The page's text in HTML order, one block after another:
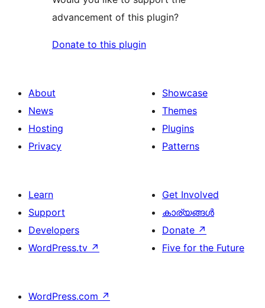
advancement of this plugin?
Donate to this plugin
About
News
Hosting
Privacy
Showcase
Themes
Plugins
Patterns
Learn
Support
Developers
WordPress.tv ↗
Get Involved
കാര്യങ്ങള്‍
Donate ↗
Five for the Future
WordPress.com ↗